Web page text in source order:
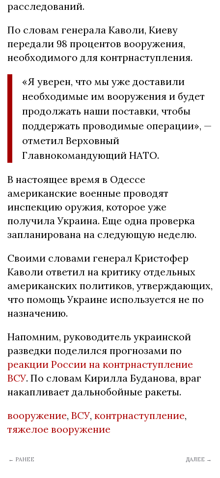
расследований.
По словам генерала Каволи, Киеву
передали 98 процентов вооружения,
необходимого для контрнаступления.
«Я уверен, что мы уже доставили
необходимые им вооружения и будет
продолжать наши поставки, чтобы
поддержать проводимые операции», —
отметил Верховный
Главнокомандующий НАТО.
В настоящее время в Одессе
американские военные проводят
инспекцию оружия, которое уже
получила Украина. Еще одна проверка
запланирована на следующую неделю.
Своими словами генерал Кристофер
Каволи ответил на критику отдельных
американских политиков, утверждающих,
что помощь Украине используется не по
назначению.
Напомним, руководитель украинской
разведки поделился прогнозами по
реакции России на контрнаступление
ВСУ. По словам Кирилла Буданова, враг
накапливает дальнобойные ракеты.
вооружение, ВСУ, контрнаступление,
тяжелое вооружение
← РАНЕЕ ДАЛЕЕ →